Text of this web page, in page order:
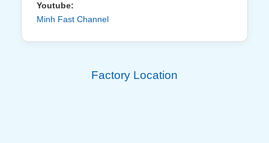
Youtube:
Minh Fast Channel
Factory Location